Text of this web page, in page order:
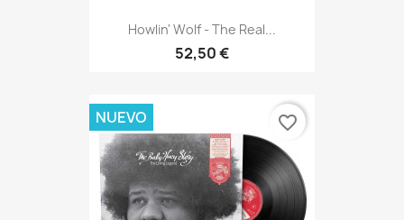
Howlin' Wolf - The Real...
52,50 €
NUEVO favorite_border